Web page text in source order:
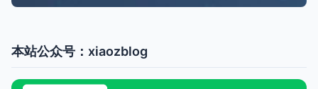
本站公众号：xiaozblog